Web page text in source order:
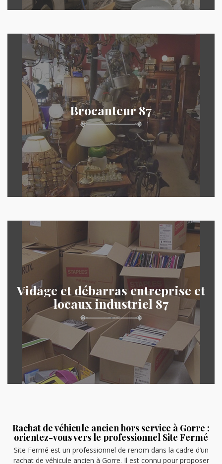
Brocanteur 87
Vidage et débarras entreprise et
locaux industriel 87
Rachat de véhicule ancien hors service à Gorre :
orientez-vous vers le professionnel Site Fermé
Site Fermé est un professionnel de renom dans la cadre d’un
rachat de véhicule ancien à Gorre. Il est connu pour proposer